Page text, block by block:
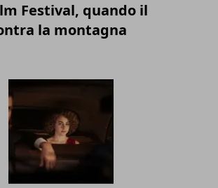
Festival, quando il
la montagna